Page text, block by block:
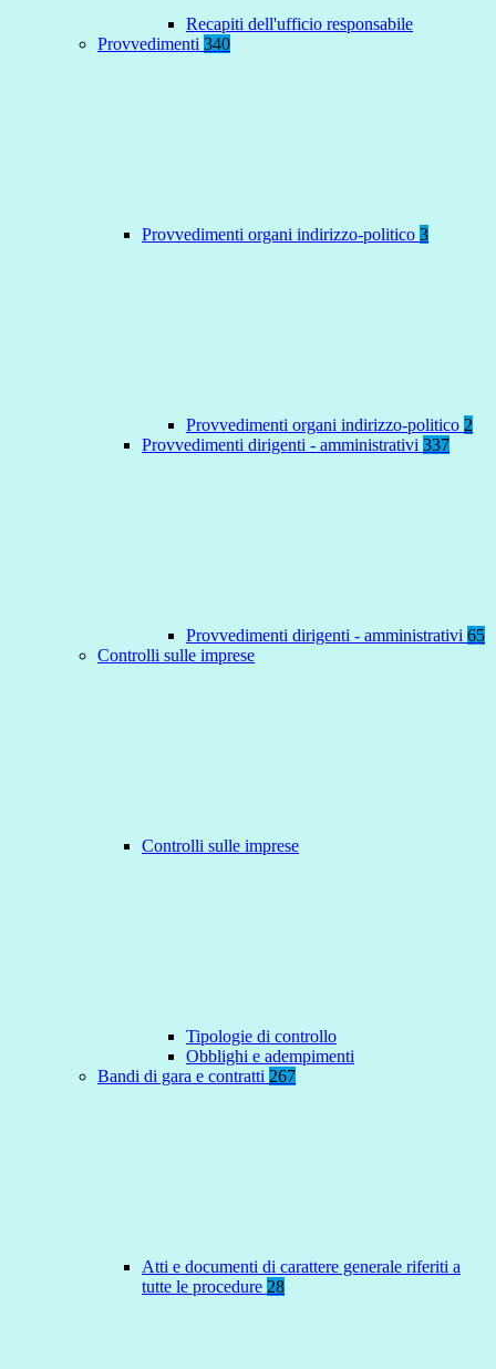
Recapiti dell'ufficio responsabile
Provvedimenti 340
Provvedimenti organi indirizzo-politico 3
Provvedimenti organi indirizzo-politico 2
Provvedimenti dirigenti - amministrativi 337
Provvedimenti dirigenti - amministrativi 65
Controlli sulle imprese
Controlli sulle imprese
Tipologie di controllo
Obblighi e adempimenti
Bandi di gara e contratti 267
Atti e documenti di carattere generale riferiti a
tutte le procedure 28